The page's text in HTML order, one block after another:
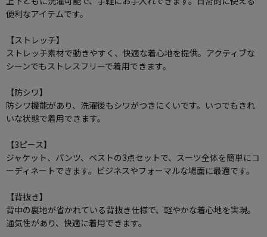
便利なアイテムです。
【ストレッチ】
ストレッチ素材で動きやすく、快適な着心地を提供。アクティブな
シーンでもストレスフリーで着用できます。
【防シワ】
防シワ機能があり、洗濯後もシワがつきにくいです。いつでもきれ
いな状態で着用できます。
【3ピース】
ジャケット、パンツ、ベストの3点セットで、スーツ全体を簡単にコ
ーディネートできます。ビジネスやフォーマルな場面に最適です。
【背抜き】
背中の裏地が省かれている背抜き仕様で、軽やかな着心地を実現。
通気性があり、快適に着用できます。